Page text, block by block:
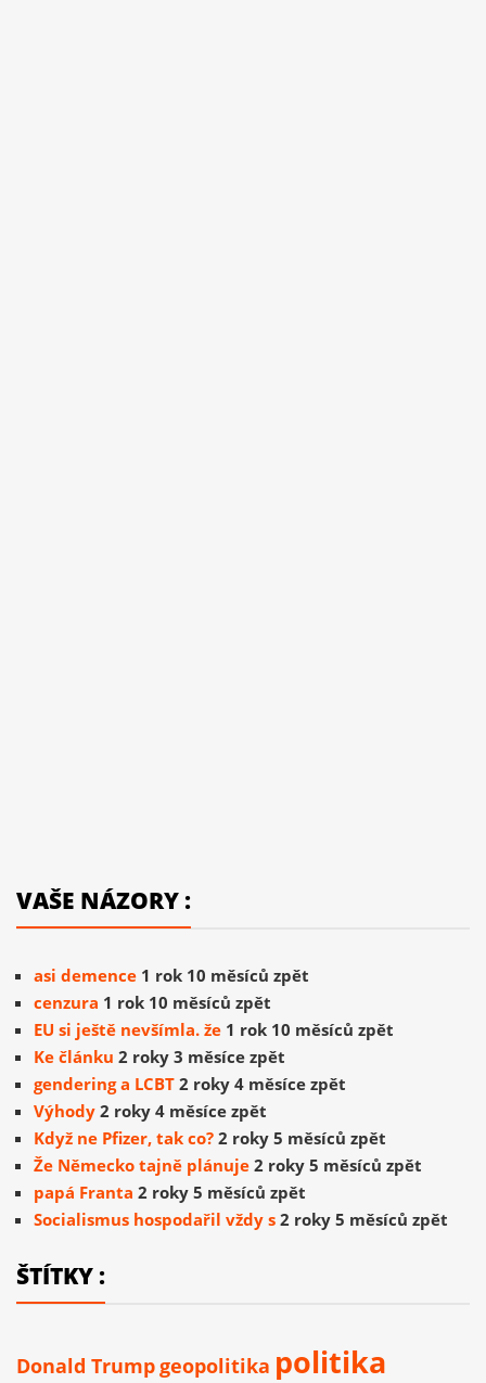
VAŠE NÁZORY :
asi demence 1 rok 10 měsíců zpět
cenzura 1 rok 10 měsíců zpět
EU si ještě nevšímla. že 1 rok 10 měsíců zpět
Ke článku 2 roky 3 měsíce zpět
gendering a LCBT 2 roky 4 měsíce zpět
Výhody 2 roky 4 měsíce zpět
Když ne Pfizer, tak co? 2 roky 5 měsíců zpět
Že Německo tajně plánuje 2 roky 5 měsíců zpět
papá Franta 2 roky 5 měsíců zpět
Socialismus hospodařil vždy s 2 roky 5 měsíců zpět
ŠTÍTKY :
Donald Trumpgeopolitika politika